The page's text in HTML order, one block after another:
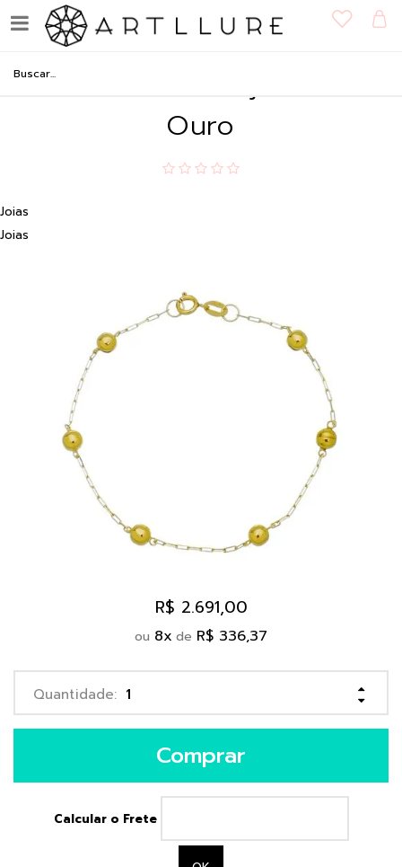
Pulseira de Bolas 4mm em
Ouro 18K - Coleção Bolas
Ouro
Joias
Joias
R$ 2.691,00
ou 8x de R$ 336,37
Comprar
Calcular o Frete